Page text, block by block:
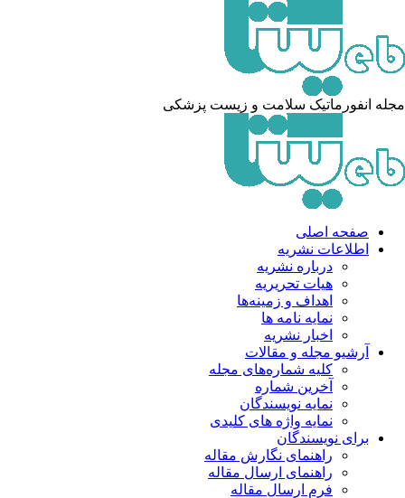
انفورماتیک سلامت و زیست پزشکی
صفحه اصلی
اطلاعات نشریه
درباره نشریه
هیات تحریریه
اهداف و زمینه‌ها
نمایه نامه ها
اخبار نشریه
آرشیو مجله و مقالات
کلیه شماره‌های مجله
آخرین شماره
نمایه نویسندگان
نمایه واژه های کلیدی
برای نویسندگان
راهنمای نگارش مقاله
راهنمای ارسال مقاله
فرم ارسال مقاله